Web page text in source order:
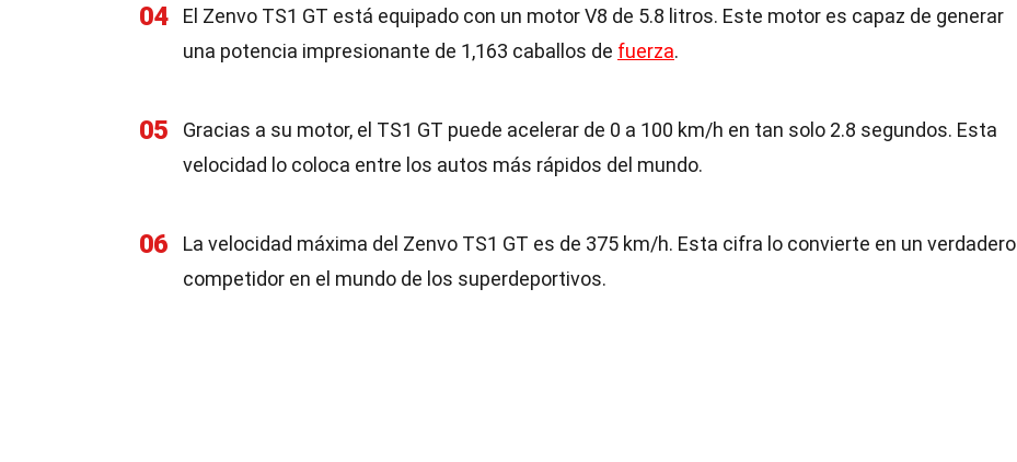
04
El Zenvo TS1 GT está equipado con un motor V8 de 5.8 litros. Este motor es capaz de generar
una potencia impresionante de 1,163 caballos de fuerza.
05
Gracias a su motor, el TS1 GT puede acelerar de 0 a 100 km/h en tan solo 2.8 segundos. Esta
velocidad lo coloca entre los autos más rápidos del mundo.
06
La velocidad máxima del Zenvo TS1 GT es de 375 km/h. Esta cifra lo convierte en un verdadero
competidor en el mundo de los superdeportivos.